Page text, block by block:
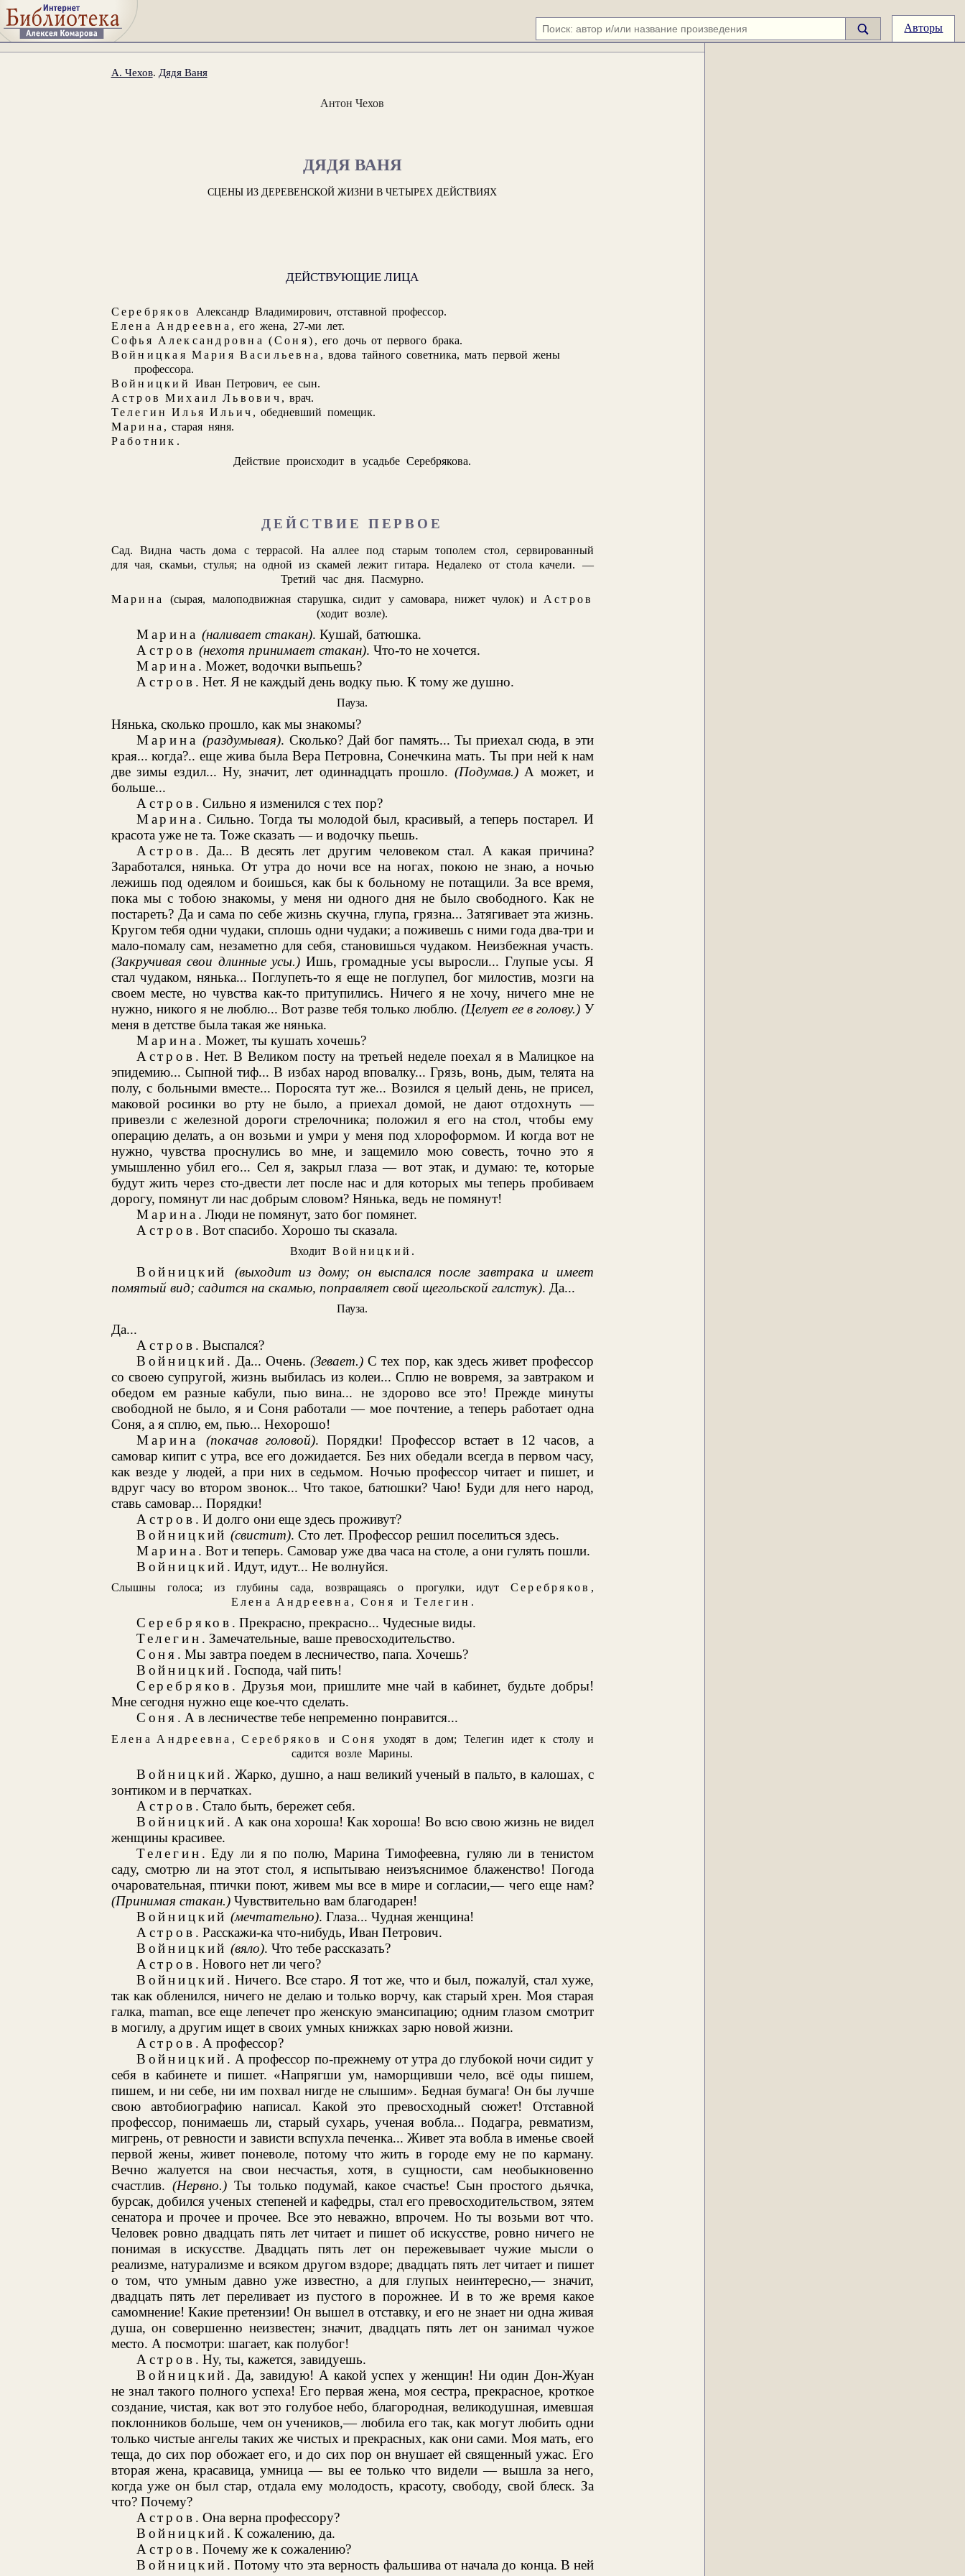
Авторы
А. Чехов. Дядя Ваня
Антон Чехов
ДЯДЯ ВАНЯ
СЦЕНЫ ИЗ ДЕРЕВЕНСКОЙ ЖИЗНИ В ЧЕТЫРЕХ ДЕЙСТВИЯХ
ДЕЙСТВУЮЩИЕ ЛИЦА
Серебряков Александр Владимирович, отставной профессор.
Елена Андреевна , его жена, 27-ми лет.
Софья Александровна (Соня) , его дочь от первого брака.
Войницкая Мария Васильевна , вдова тайного советника, мать первой жены
профессора.
Войницкий Иван Петрович, ее сын.
Астров Михаил Львович , врач.
Телегин Илья Ильич , обедневший помещик.
Марина , старая няня.
Работник .
Действие происходит в усадьбе Серебрякова.
ДЕЙСТВИЕ ПЕРВОЕ
Сад. Видна часть дома с террасой. На аллее под старым тополем стол, сервированный
для чая, скамьи, стулья; на одной из скамей лежит гитара. Недалеко от стола качели. —
Третий час дня. Пасмурно.
Марина
(сырая, малоподвижная старушка, сидит у самовара, нижет чулок) и Астров
(ходит возле).
Марина (наливает стакан). Кушай, батюшка.
Астров (нехотя принимает стакан). Что-то не хочется.
Марина . Может, водочки выпьешь?
Астров . Нет. Я не каждый день водку пью. К тому же душно.
Пауза.
Нянька, сколько прошло, как мы знакомы?
Марина (раздумывая). Сколько? Дай бог память... Ты приехал сюда, в эти
края... когда?.. еще жива была Вера Петровна, Сонечкина мать. Ты при ней к нам
две зимы ездил... Ну, значит, лет одиннадцать прошло. (Подумав.)А может, и
больше...
Астров . Сильно я изменился с тех пор?
Марина . Сильно. Тогда ты молодой был, красивый, а теперь постарел. И
красота уже не та. Тоже сказать — и водочку пьешь.
Астров . Да... В десять лет другим человеком стал. А какая причина?
Заработался, нянька. От утра до ночи все на ногах, покою не знаю, а ночью
лежишь под одеялом и боишься, как бы к больному не потащили. За все время,
пока мы с тобою знакомы, у меня ни одного дня не было свободного. Как не
постареть? Да и сама по себе жизнь скучна, глупа, грязна... Затягивает эта жизнь.
Кругом тебя одни чудаки, сплошь одни чудаки; а поживешь с ними года два-три и
мало-помалу сам, незаметно для себя, становишься чудаком. Неизбежная участь.
(Закручивая свои длинные усы.) Ишь, громадные усы выросли... Глупые усы. Я
стал чудаком, нянька... Поглупеть-то я еще не поглупел, бог милостив, мозги на
своем месте, но чувства как-то притупились. Ничего я не хочу, ничего мне не
нужно, никого я не люблю... Вот разве тебя только люблю. (Целует ее в голову.) У
меня в детстве была такая же нянька.
Марина . Может, ты кушать хочешь?
Астров . Нет. В Великом посту на третьей неделе поехал я в Малицкое на
эпидемию... Сыпной тиф... В избах народ вповалку... Грязь, вонь, дым, телята на
полу, с больными вместе... Поросята тут же... Возился я целый день, не присел,
маковой росинки во рту не было, а приехал домой, не дают отдохнуть —
привезли с железной дороги стрелочника; положил я его на стол, чтобы ему
операцию делать, а он возьми и умри у меня под хлороформом. И когда вот не
нужно, чувства проснулись во мне, и защемило мою совесть, точно это я
умышленно убил его... Сел я, закрыл глаза — вот этак, и думаю: те, которые
будут жить через сто-двести лет после нас и для которых мы теперь пробиваем
дорогу, помянут ли нас добрым словом? Нянька, ведь не помянут!
Марина . Люди не помянут, зато бог помянет.
Астров . Вот спасибо. Хорошо ты сказала.
Входит Войницкий .
Войницкий
(выходит из дому; он выспался после завтрака и имеет
помятый вид; садится на скамью, поправляет свой щегольской галстук). Да...
Пауза.
Да...
Астров . Выспался?
Войницкий . Да... Очень. (Зевает.)С тех пор, как здесь живет профессор
со своею супругой, жизнь выбилась из колеи... Сплю не вовремя, за завтраком и
обедом ем разные кабули, пью вина... не здорово все это! Прежде минуты
свободной не было, я и Соня работали — мое почтение, а теперь работает одна
Соня, а я сплю, ем, пью... Нехорошо!
Марина
(покачав головой). Порядки! Профессор встает в 12 часов, а
самовар кипит с утра, все его дожидается. Без них обедали всегда в первом часу,
как везде у людей, а при них в седьмом. Ночью профессор читает и пишет, и
вдруг часу во втором звонок... Что такое, батюшки? Чаю! Буди для него народ,
ставь самовар... Порядки!
Астров . И долго они еще здесь проживут?
Войницкий (свистит). Сто лет. Профессор решил поселиться здесь.
Марина . Вот и теперь. Самовар уже два часа на столе, а они гулять пошли.
Войницкий . Идут, идут... Не волнуйся.
Слышны голоса; из глубины сада, возвращаясь о прогулки, идут Серебряков ,
Елена Андреевна , Соня и Телегин .
Серебряков . Прекрасно, прекрасно... Чудесные виды.
Телегин . Замечательные, ваше превосходительство.
Соня . Мы завтра поедем в лесничество, папа. Хочешь?
Войницкий . Господа, чай пить!
Серебряков . Друзья мои, пришлите мне чай в кабинет, будьте добры!
Мне сегодня нужно еще кое-что сделать.
Соня . А в лесничестве тебе непременно понравится...
Елена Андреевна ,Серебряков иСоня
уходят в дом; Телегин идет к столу и
садится возле Марины.
Войницкий . Жарко, душно, а наш великий ученый в пальто, в калошах, с
зонтиком и в перчатках.
Астров . Стало быть, бережет себя.
Войницкий . А как она хороша! Как хороша! Во всю свою жизнь не видел
женщины красивее.
Телегин . Еду ли я по полю, Марина Тимофеевна, гуляю ли в тенистом
саду, смотрю ли на этот стол, я испытываю неизъяснимое блаженство! Погода
очаровательная, птички поют, живем мы все в мире и согласии,— чего еще нам?
(Принимая стакан.)Чувствительно вам благодарен!
Войницкий (мечтательно). Глаза... Чудная женщина!
Астров . Расскажи-ка что-нибудь, Иван Петрович.
Войницкий (вяло). Что тебе рассказать?
Астров . Нового нет ли чего?
Войницкий . Ничего. Все старо. Я тот же, что и был, пожалуй, стал хуже,
так как обленился, ничего не делаю и только ворчу, как старый хрен. Моя старая
галка, maman, все еще лепечет про женскую эмансипацию; одним глазом смотрит
в могилу, а другим ищет в своих умных книжках зарю новой жизни.
Астров . А профессор?
Войницкий . А профессор по-прежнему от утра до глубокой ночи сидит у
себя в кабинете и пишет. «Напрягши ум, наморщивши чело, всё оды пишем,
пишем, и ни себе, ни им похвал нигде не слышим». Бедная бумага! Он бы лучше
свою автобиографию написал. Какой это превосходный сюжет! Отставной
профессор, понимаешь ли, старый сухарь, ученая вобла... Подагра, ревматизм,
мигрень, от ревности и зависти вспухла печенка... Живет эта вобла в именье своей
первой жены, живет поневоле, потому что жить в городе ему не по карману.
Вечно жалуется на свои несчастья, хотя, в сущности, сам необыкновенно
счастлив. (Нервно.)Ты только подумай, какое счастье! Сын простого дьячка,
бурсак, добился ученых степеней и кафедры, стал его превосходительством, зятем
сенатора и прочее и прочее. Все это неважно, впрочем. Но ты возьми вот что.
Человек ровно двадцать пять лет читает и пишет об искусстве, ровно ничего не
понимая в искусстве. Двадцать пять лет он пережевывает чужие мысли о
реализме, натурализме и всяком другом вздоре; двадцать пять лет читает и пишет
о том, что умным давно уже известно, а для глупых неинтересно,— значит,
двадцать пять лет переливает из пустого в порожнее. И в то же время какое
самомнение! Какие претензии! Он вышел в отставку, и его не знает ни одна живая
душа, он совершенно неизвестен; значит, двадцать пять лет он занимал чужое
место. А посмотри: шагает, как полубог!
Астров . Ну, ты, кажется, завидуешь.
Войницкий . Да, завидую! А какой успех у женщин! Ни один Дон-Жуан
не знал такого полного успеха! Его первая жена, моя сестра, прекрасное, кроткое
создание, чистая, как вот это голубое небо, благородная, великодушная, имевшая
поклонников больше, чем он учеников,— любила его так, как могут любить одни
только чистые ангелы таких же чистых и прекрасных, как они сами. Моя мать, его
теща, до сих пор обожает его, и до сих пор он внушает ей священный ужас. Его
вторая жена, красавица, умница — вы ее только что видели — вышла за него,
когда уже он был стар, отдала ему молодость, красоту, свободу, свой блеск. За
что? Почему?
Астров . Она верна профессору?
Войницкий . К сожалению, да.
Астров . Почему же к сожалению?
Войницкий . Потому что эта верность фальшива от начала до конца. В ней